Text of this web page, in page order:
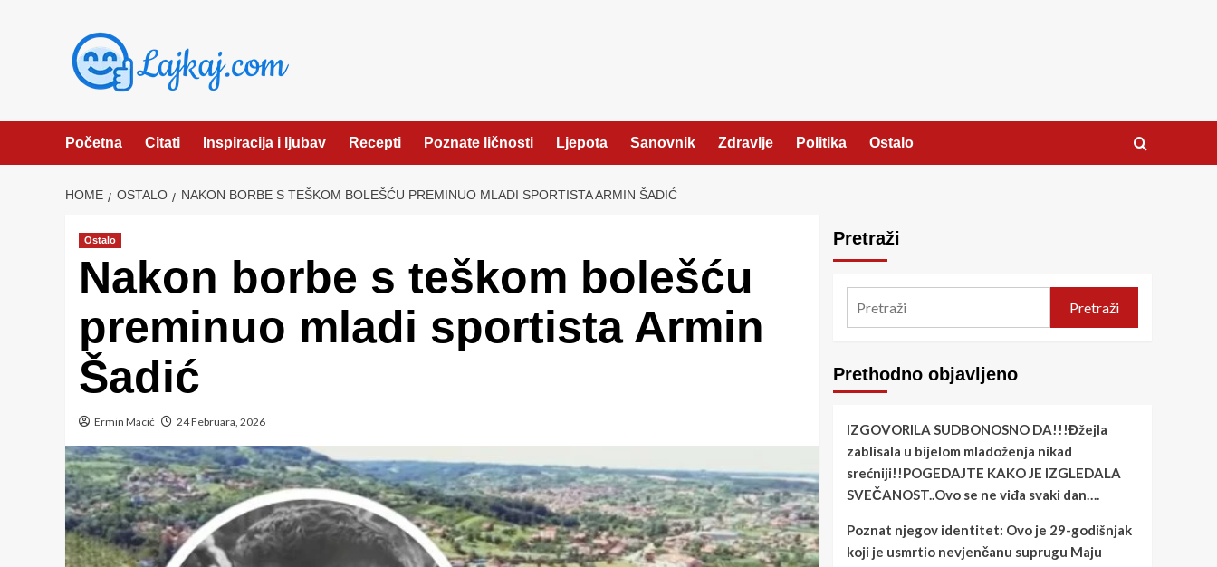
Početna Citati Inspiracija i ljubav Recepti Poznate ličnosti Ljepota Sanovnik Zdravlje Politika Ostalo
HOME OSTALO NAKON BORBE S TEŠKOM BOLEŠĆU PREMINUO MLADI SPORTISTA ARMIN ŠADIĆ
Ostalo
Nakon borbe s teškom bolešću
preminuo mladi sportista Armin
Šadić
Ermin Macić 24 Februara, 2026
Pretraži
Pretraži
Prethodno objavljeno
IZGOVORILA SUDBONOSNO DA!!!Đžejla
zablisala u bijelom mladoženja nikad
srećniji!!POGEDAJTE KAKO JE IZGLEDALA
SVEČANOST..Ovo se ne viđa svaki dan….
Poznat njegov identitet: Ovo je 29-godišnjak
koji je usmrtio nevjenčanu suprugu Maju